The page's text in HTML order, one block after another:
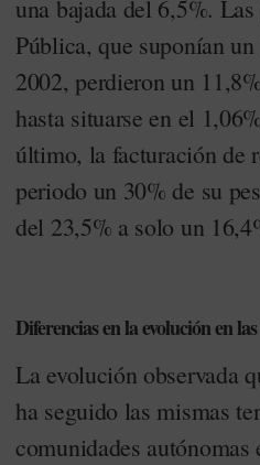
una bajada del 6,5%.
Pública, que suponían
2002, perdieron un
hasta situarse en el
último, la facturación de
periodo un 30% de su
del 23,5% a solo un
Diferencias en la evolución en
La evolución observada
ha seguido las mismas
comunidades autónomas